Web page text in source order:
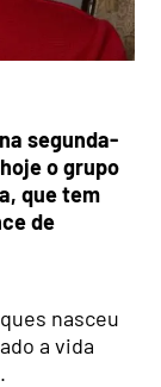
segunda-
o grupo
que tem
de
nasceu
a vida